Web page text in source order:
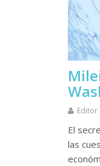
Editor
El
las